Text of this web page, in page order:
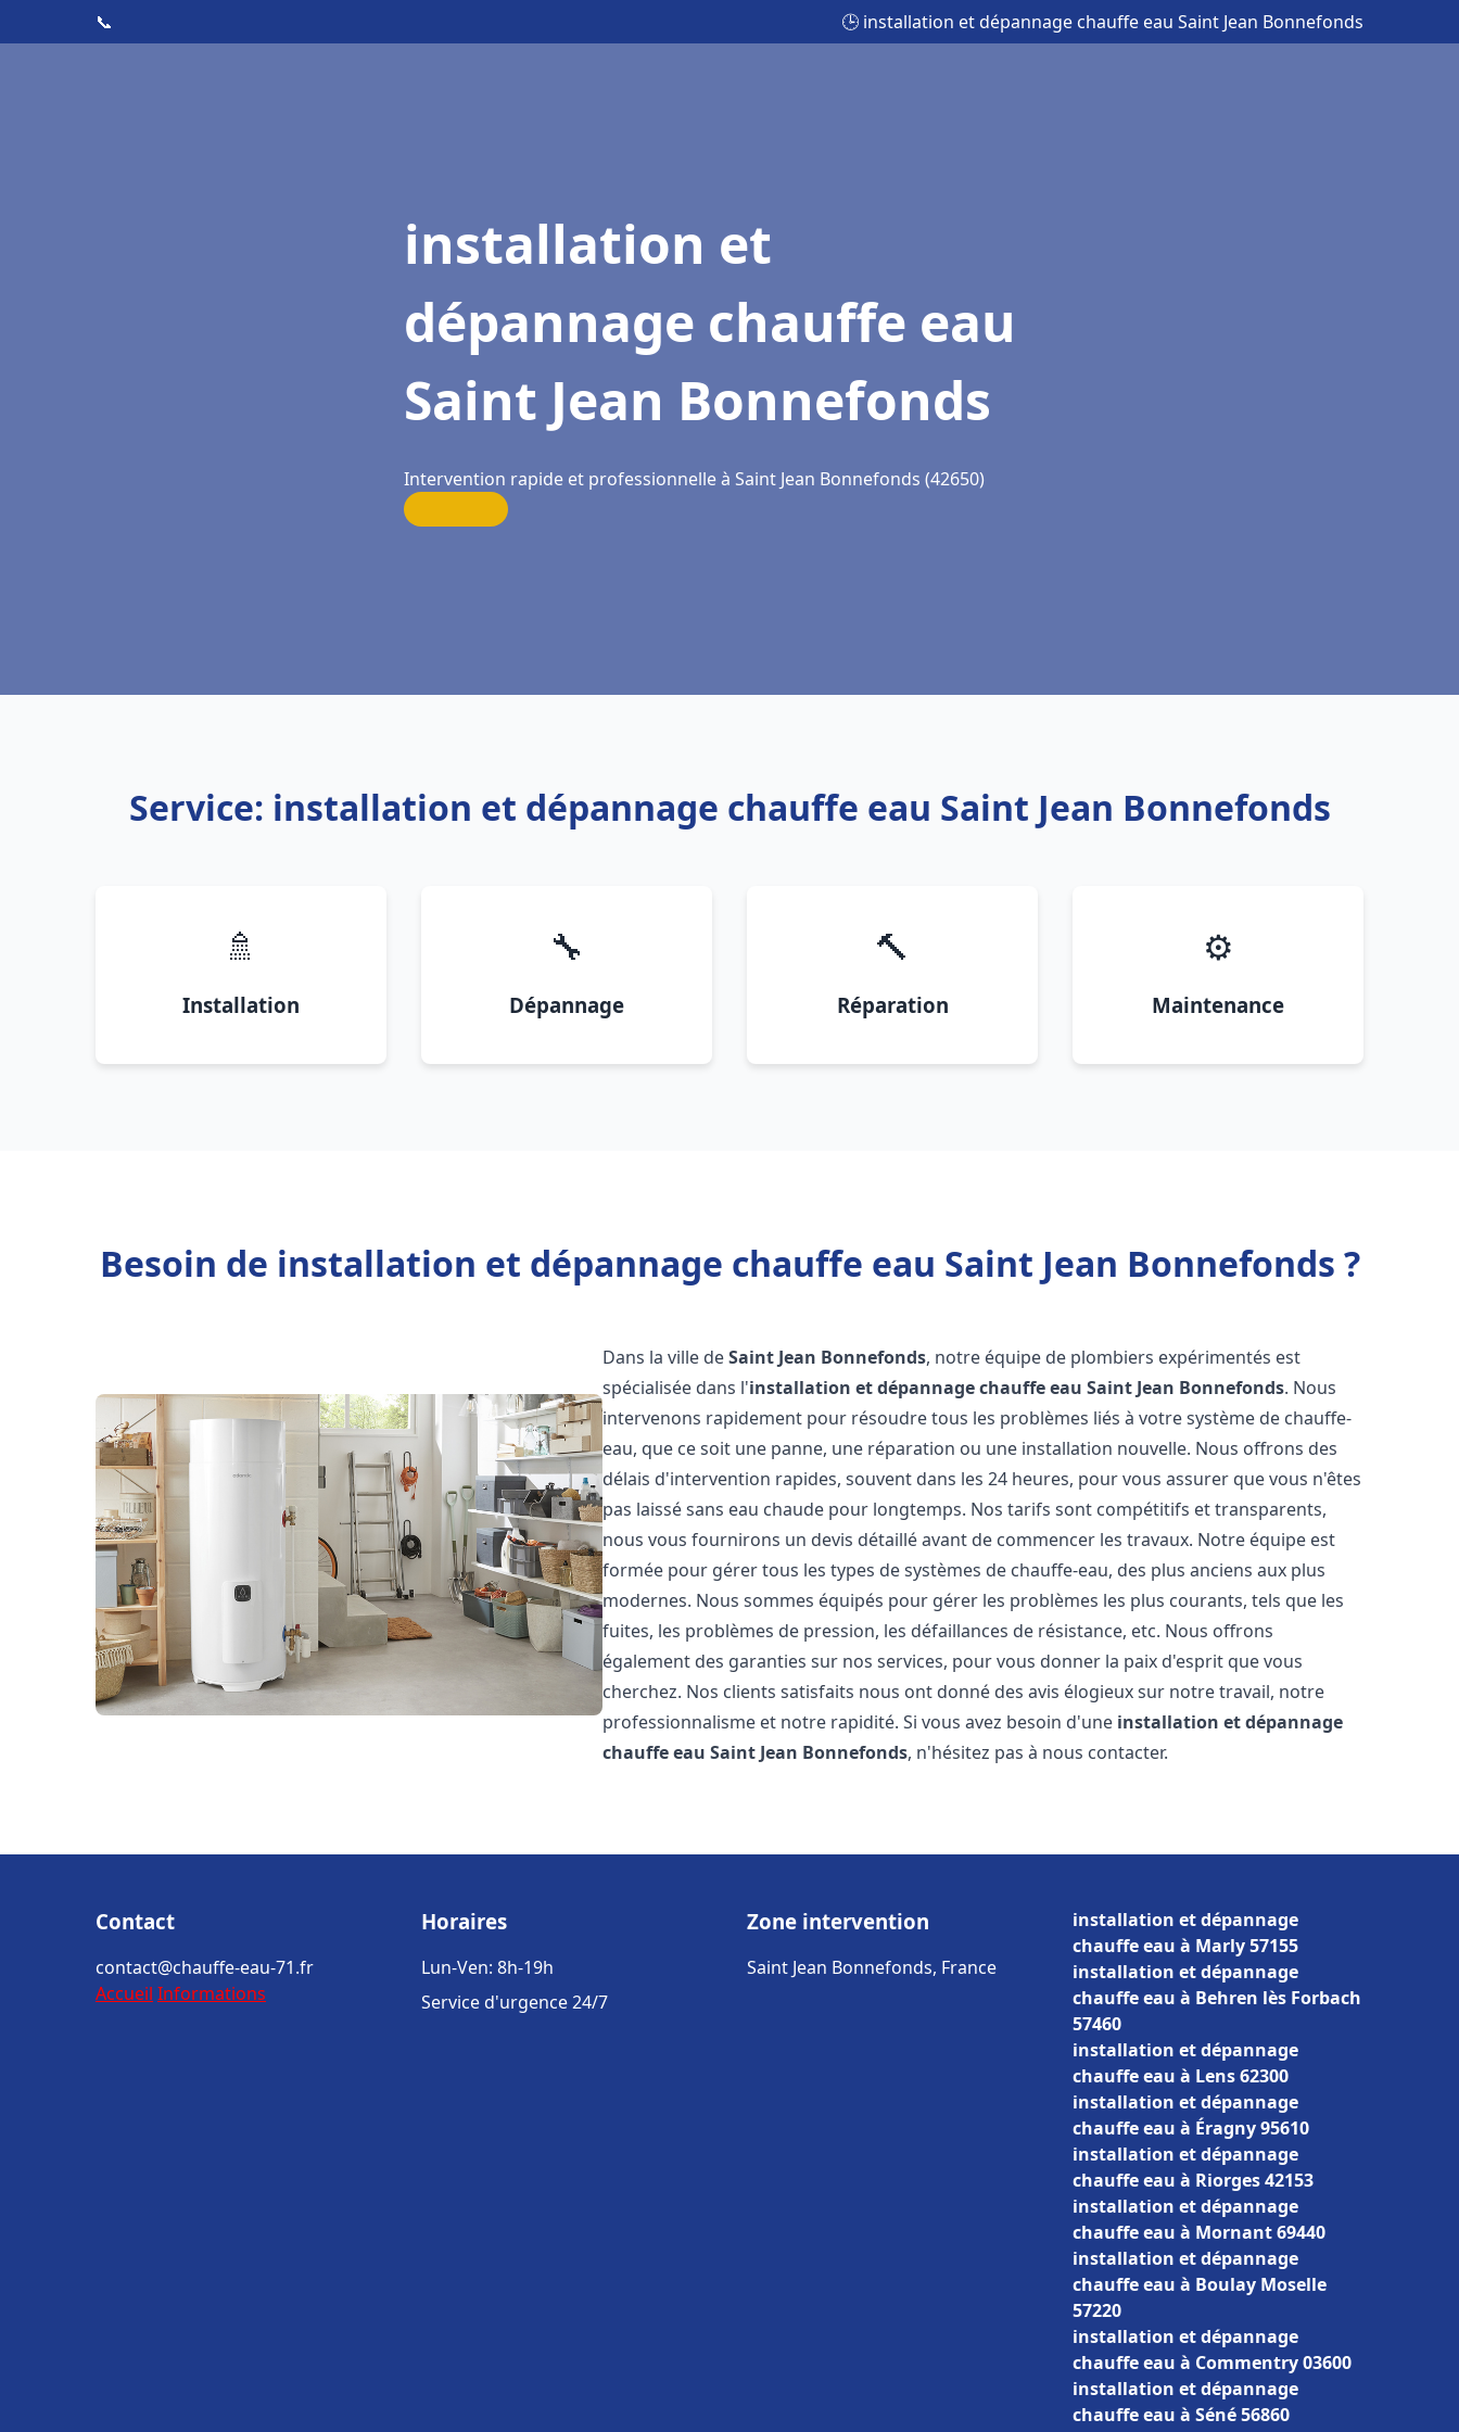
📞 🕒 installation et dépannage chauffe eau Saint Jean Bonnefonds
installation et
dépannage chauffe eau
Saint Jean Bonnefonds
Intervention rapide et professionnelle à Saint Jean Bonnefonds (42650)
Service: installation et dépannage chauffe eau Saint Jean Bonnefonds
🚿
Installation
🔧
Dépannage
🔨
Réparation
⚙️
Maintenance
Besoin de installation et dépannage chauffe eau Saint Jean Bonnefonds ?
Dans la ville deSaint Jean Bonnefonds, notre équipe de plombiers expérimentés est
spécialisée dans l'installation et dépannage chauffe eau Saint Jean Bonnefonds. Nous
intervenons rapidement pour résoudre tous les problèmes liés à votre système de chauffe-
eau, que ce soit une panne, une réparation ou une installation nouvelle. Nous offrons des
délais d'intervention rapides, souvent dans les 24 heures, pour vous assurer que vous n'êtes
pas laissé sans eau chaude pour longtemps. Nos tarifs sont compétitifs et transparents,
nous vous fournirons un devis détaillé avant de commencer les travaux. Notre équipe est
formée pour gérer tous les types de systèmes de chauffe-eau, des plus anciens aux plus
modernes. Nous sommes équipés pour gérer les problèmes les plus courants, tels que les
fuites, les problèmes de pression, les défaillances de résistance, etc. Nous offrons
également des garanties sur nos services, pour vous donner la paix d'esprit que vous
cherchez. Nos clients satisfaits nous ont donné des avis élogieux sur notre travail, notre
professionnalisme et notre rapidité. Si vous avez besoin d'une installation et dépannage
chauffe eau Saint Jean Bonnefonds, n'hésitez pas à nous contacter.
Contact
contact@chauffe-eau-71.fr
Accueil Informations
Horaires
Lun-Ven: 8h-19h
Service d'urgence 24/7
Zone intervention
Saint Jean Bonnefonds, France
installation et dépannage
chauffe eau à Marly 57155
installation et dépannage
chauffe eau à Behren lès Forbach
57460
installation et dépannage
chauffe eau à Lens 62300
installation et dépannage
chauffe eau à Éragny 95610
installation et dépannage
chauffe eau à Riorges 42153
installation et dépannage
chauffe eau à Mornant 69440
installation et dépannage
chauffe eau à Boulay Moselle
57220
installation et dépannage
chauffe eau à Commentry 03600
installation et dépannage
chauffe eau à Séné 56860